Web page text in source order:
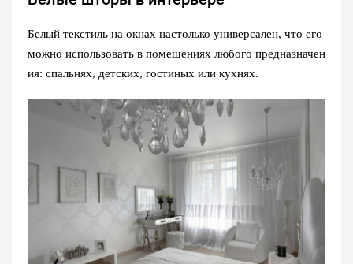
Белый текстиль на окнах настолько универсален, что его
можно использовать в помещениях любого предназначен
ия: спальнях, детских, гостиных или кухнях.